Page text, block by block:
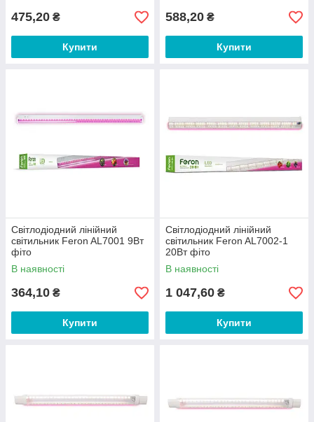
475,20 ₴
Купити
588,20 ₴
Купити
Світлодіодний лінійний
світильник Feron AL7001 9Вт
фіто
В наявності
364,10 ₴
Купити
Світлодіодний лінійний
світильник Feron AL7002-1
20Вт фіто
В наявності
1 047,60 ₴
Купити